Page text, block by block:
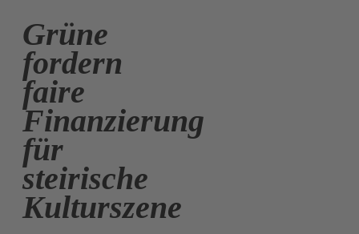
Grüne
fordern
faire
Finanzierung
für
steirische
Kulturszene